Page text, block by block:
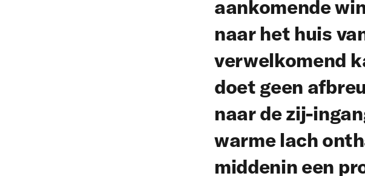
aankomende
naar het huis
verwelkomend
doet geen
naar de zij-
warme lach
middenin een